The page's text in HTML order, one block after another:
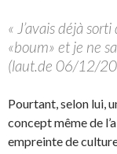
« J’avais déjà
«boum» et je ne
(laut.de 06/12/
Pourtant, selon lui,
concept même de
empreinte de